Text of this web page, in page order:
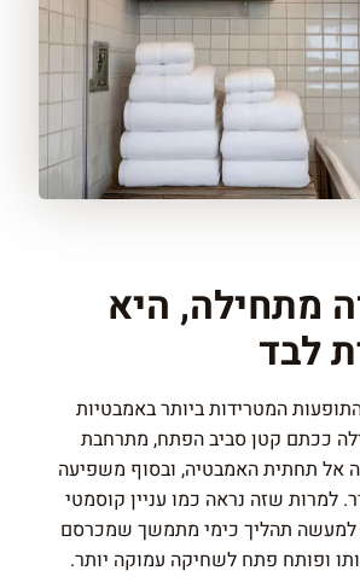
מתחילה, היא
לבד
המטרידות ביותר באמבטיות
ככתם קטן סביב הפתח, מתרחבת
אל תחתית האמבטיה, ובסוף משפיעה
למרות שזה נראה כמו עניין קוסמטי
למעשה תהליך כימי מתמשך שמכרסם
ופותח פתח לשחיקה עמוקה יותר.